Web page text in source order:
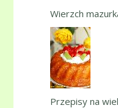
Wierzch
Przepisy na